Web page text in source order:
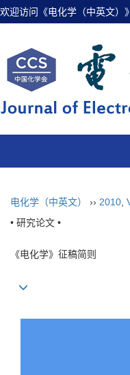
欢迎访问《电化学（中英文）
电化学（中英文） ›› 2010
• 研究论文 •
《电化学》征稿简则